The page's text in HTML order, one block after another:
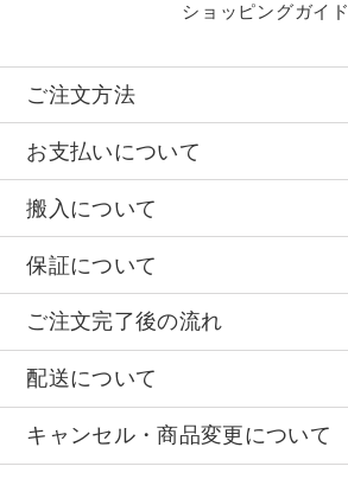
ショッピングガイド
ご注文方法
お支払いについて
搬入について
保証について
ご注文完了後の流れ
配送について
キャンセル・商品変更について